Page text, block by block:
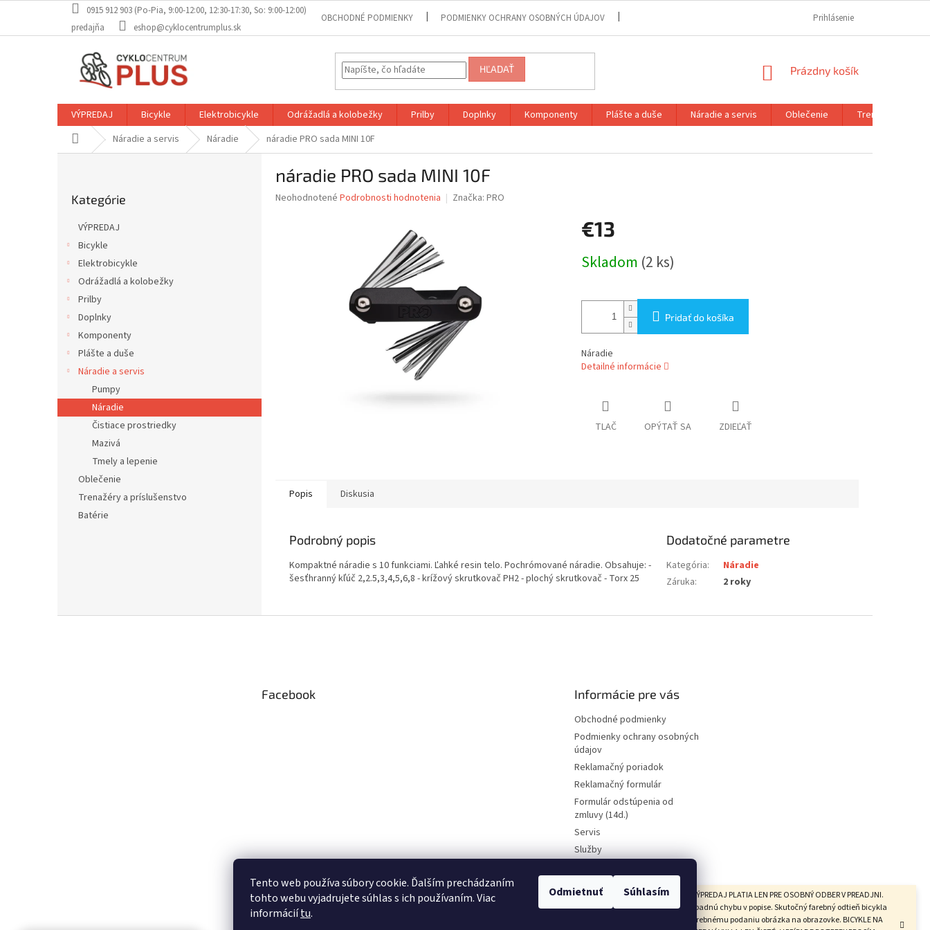
Tento web používa súbory cookie. Ďalším prechádzaním
tohto webu vyjadrujete súhlas s ich používaním. Viac
informáciítu.
Odmietnuť Súhlasím
obsah
CENY BICYKLOV V KATEGÓRII VÝPREDAJ PLATIA LEN PRE OSOBNÝ ODBER V PREADJNI.
Vyhradzujeme si právo na prípadnú chybu v popise. Skutočný farebný odtieň bicykla
nemusí presne zodpovedať farebnému podaniu obrázka na obrazovke. BICYKLE NA
0915 912 903 (Po-Pia, 9:00-12:00, 12:30-17:30, So: 9:00-12:00)
predajňa
eshop@cyklocentrumplus.sk
OBCHODNÉ PODMIENKY PODMIENKY OCHRANY OSOBNÝCH ÚDAJOV REKLAMAČNÝ FORMULÁR
Prihlásenie
HĽADAŤ
NÁKUPNÝ
Prázdny košík
VÝPREDAJ Bicykle Elektrobicykle Odrážadlá a kolobežky Prilby Doplnky Komponenty Plášte a duše Náradie a servis Oblečenie
Trenažéry a
DomovNáradie a servis Náradie náradie PRO sada MINI 10F
kategórie
Kategórie
VÝPREDAJ
Bicykle
Elektrobicykle
Odrážadlá a kolobežky
Prilby
Doplnky
Komponenty
Plášte a duše
Náradie a servis
Pumpy
Náradie
Čistiace prostriedky
Mazivá
Tmely a lepenie
Oblečenie
Trenažéry a príslušenstvo
Batérie
náradie PRO sada MINI 10F
Priemerné
Neohodnotené Podrobnosti hodnotenia Značka: PRO
€13
cena:
Skladom (2 ks)
Pridať do košíka
Náradie
Detailné informácie
TLAČ OPÝTAŤ SA ZDIEĽAŤ
Popis Diskusia
Podrobný popis
Kompaktné náradie s 10 funkciami. Ľahké resin telo. Pochrómované náradie. Obsahuje: -
šesťhranný kľúč 2,2.5,3,4,5,6,8 - krížový skrutkovač PH2 - plochý skrutkovač - Torx 25
Dodatočné parametre
Kategória:
Náradie
Záruka: 2 roky
Facebook Informácie pre vás
Obchodné podmienky
Podmienky ochrany osobných
údajov
Reklamačný poriadok
Reklamačný formulár
Formulár odstúpenia od
zmluvy (14d.)
Servis
Služby
Kamenná predajňa